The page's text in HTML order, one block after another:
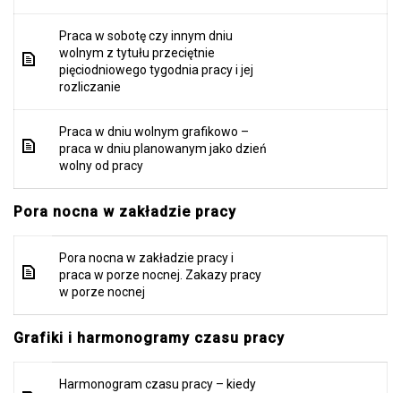
Praca w sobotę czy innym dniu
wolnym z tytułu przeciętnie
pięciodniowego tygodnia pracy i jej
rozliczanie
Praca w dniu wolnym grafikowo –
praca w dniu planowanym jako dzień
wolny od pracy
Pora nocna w zakładzie pracy
Pora nocna w zakładzie pracy i
praca w porze nocnej. Zakazy pracy
w porze nocnej
Grafiki i harmonogramy czasu pracy
Harmonogram czasu pracy – kiedy